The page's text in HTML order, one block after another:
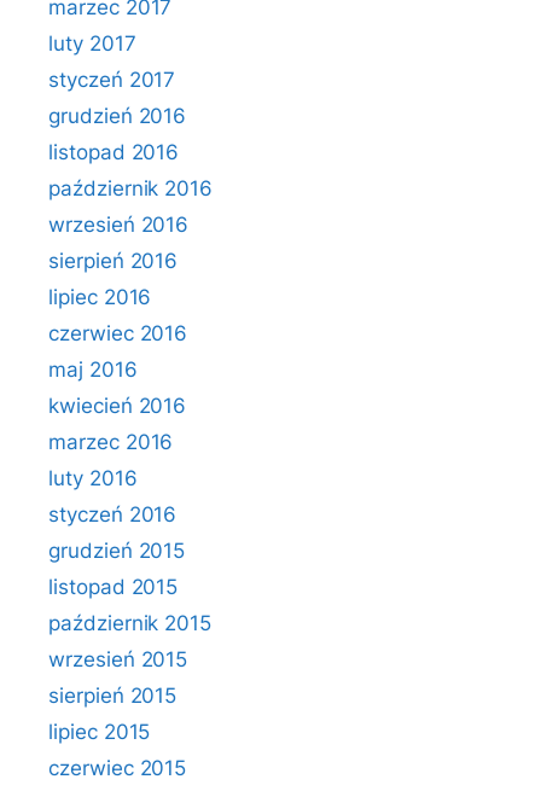
marzec 2017
luty 2017
styczeń 2017
grudzień 2016
listopad 2016
październik 2016
wrzesień 2016
sierpień 2016
lipiec 2016
czerwiec 2016
maj 2016
kwiecień 2016
marzec 2016
luty 2016
styczeń 2016
grudzień 2015
listopad 2015
październik 2015
wrzesień 2015
sierpień 2015
lipiec 2015
czerwiec 2015